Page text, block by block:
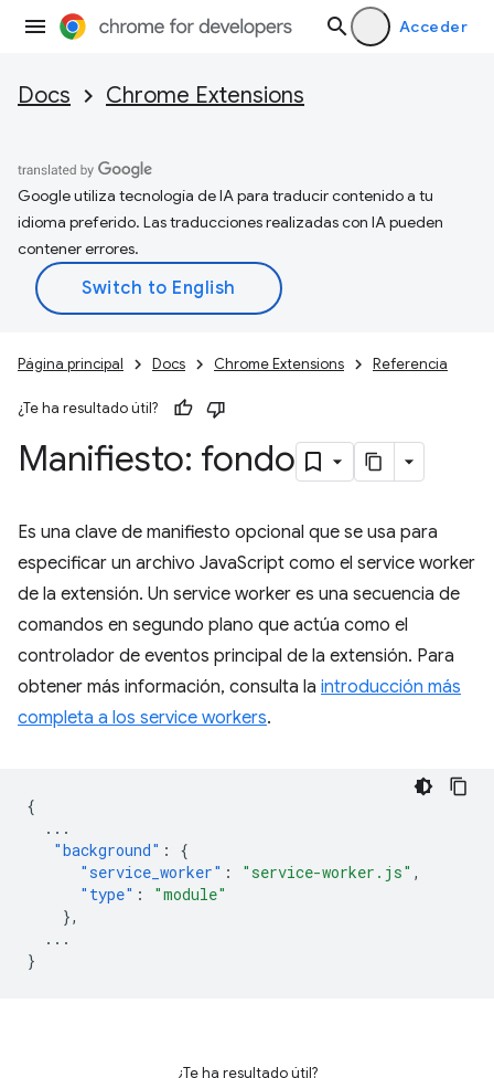
Acceder
Docs Chrome Extensions
Google utiliza tecnología de IA para traducir contenido a tu
idioma preferido. Las traducciones realizadas con IA pueden
contener errores.
Página principal Docs Chrome Extensions Referencia
¿Te ha resultado útil?
Manifiesto: fondo
Es una clave de manifiesto opcional que se usa para
especificar un archivo JavaScript como el service worker
de la extensión. Un service worker es una secuencia de
comandos en segundo plano que actúa como el
controlador de eventos principal de la extensión. Para
obtener más información, consulta la introducción más
completa a los service workers.
{
...
"background" :
{
"service_worker" : "service-worker.js" ,
"type" :
"module"
},
...
}
¿Te ha resultado útil?